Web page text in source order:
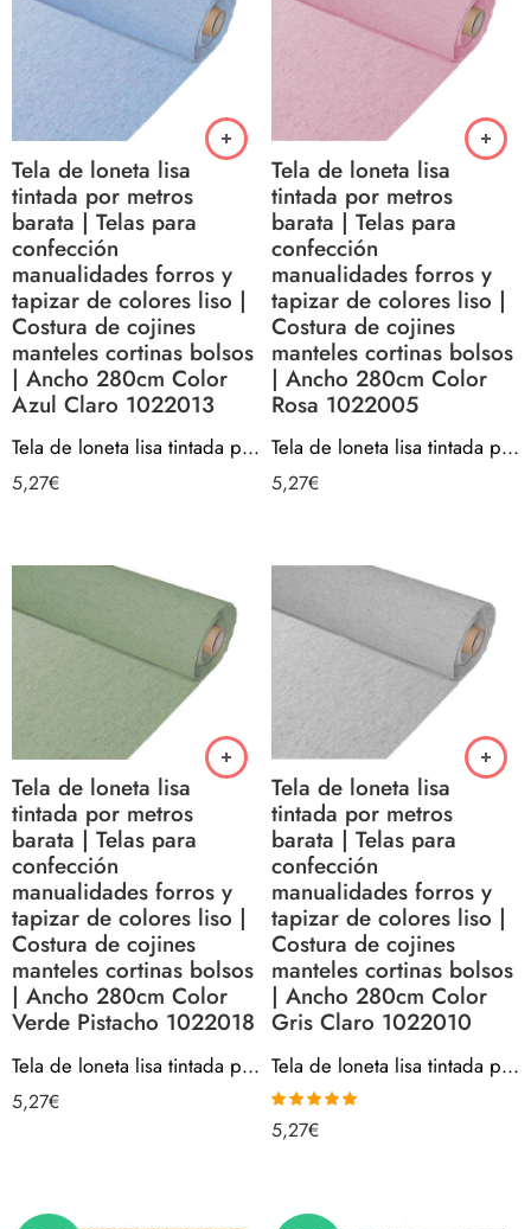
Tela de loneta lisa
tintada por metros
barata | Telas para
confección
manualidades forros y
tapizar de colores liso |
Costura de cojines
manteles cortinas bolsos
| Ancho 280cm Color
Azul Claro 1022013
Tela de loneta lisa tintada por metros barata | Telas para confección manualidades forros y tapizar de colores liso | Costura de cojines manteles cortinas bolsos | Ancho 280cm Color Azul Claro 1022013
5,27€
Tela de loneta lisa
tintada por metros
barata | Telas para
confección
manualidades forros y
tapizar de colores liso |
Costura de cojines
manteles cortinas bolsos
| Ancho 280cm Color
Rosa 1022005
Tela de loneta lisa tintada por metros barata | Telas para confección manualidades forros y tapizar de colores liso | Costura de cojines manteles cortinas bolsos | Ancho 280cm Color Rosa 1022005
5,27€
Tela de loneta lisa
tintada por metros
barata | Telas para
confección
manualidades forros y
tapizar de colores liso |
Costura de cojines
manteles cortinas bolsos
| Ancho 280cm Color
Verde Pistacho 1022018
Tela de loneta lisa tintada por metros barata | Telas para confección manualidades forros y tapizar de colores liso | Costura de cojines manteles cortinas bolsos | Ancho 280cm Color Verde Pistacho 1022018
5,27€
Tela de loneta lisa
tintada por metros
barata | Telas para
confección
manualidades forros y
tapizar de colores liso |
Costura de cojines
manteles cortinas bolsos
| Ancho 280cm Color
Gris Claro 1022010
Tela de loneta lisa tintada por metros barata | Telas para confección manualidades forros y tapizar de colores liso | Costura de cojines manteles cortinas bolsos | Ancho 280cm Color Gris Claro 1022010
Valorado con
5.00de 5
5,27€